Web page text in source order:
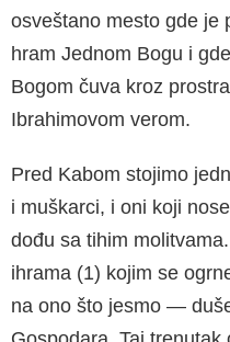
osveštano mesto gde je
hram Jednom Bogu i
Bogom čuva kroz
Ibrahimovom verom.
Pred Kabom stojimo
i muškarci, i oni koji
dođu sa tihim
ihrama (1) kojim se
na ono što jesmo —